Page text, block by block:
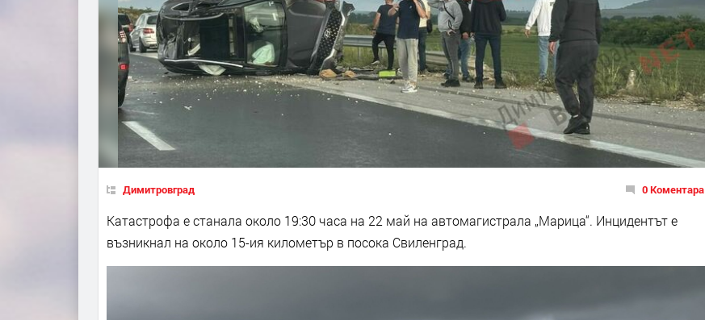
Димитровград 0 Коментара
Катастрофа е станала около 19:30 часа на 22 май на автомагистрала „Марица“. Инцидентът е
възникнал на около 15-ия километър в посока Свиленград.